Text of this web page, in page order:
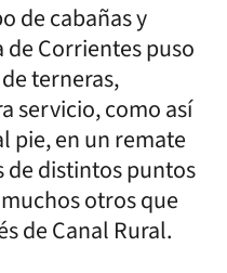
de cabañas y
Corrientes puso
terneras,
servicio, como así
pie, en un remate
de distintos puntos
otros que
de Canal Rural.